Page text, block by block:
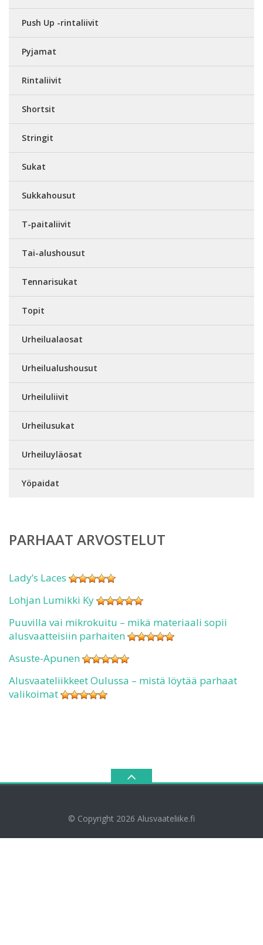
Push Up -rintaliivit
Pyjamat
Rintaliivit
Shortsit
Stringit
Sukat
Sukkahousut
T-paitaliivit
Tai-alushousut
Tennarisukat
Topit
Urheilualaosat
Urheilualushousut
Urheiluliivit
Urheilusukat
Urheiluyläosat
Yöpaidat
PARHAAT ARVOSTELUT
Lady’s Laces
Lohjan Lumikki Ky
Puuvilla vai mikrokuitu – mikä materiaali sopii
alusvaatteisiin parhaiten
Asuste-Apunen
Alusvaateliikkeet Oulussa – mistä löytää parhaat
valikoimat
© Copyright 2026 Alusvaateliike.fi